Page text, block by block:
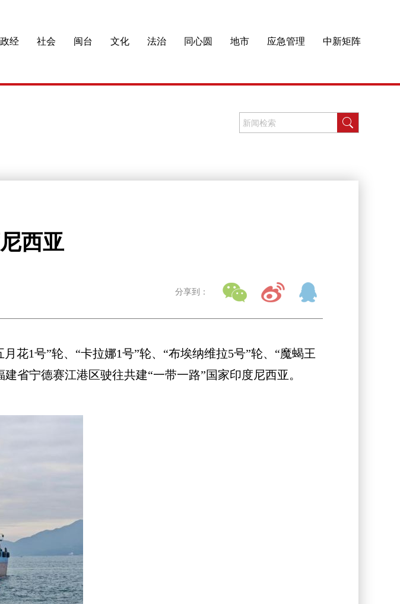
政经 社会 闽台 文化 法治 同心圆 地市 应急管理 中新矩阵
西亚
分享到：
1号”轮、“卡拉娜1号”轮、“布埃纳维拉5号”轮、“魔蝎王
省宁德赛江港区驶往共建“一带一路”国家印度尼西亚。